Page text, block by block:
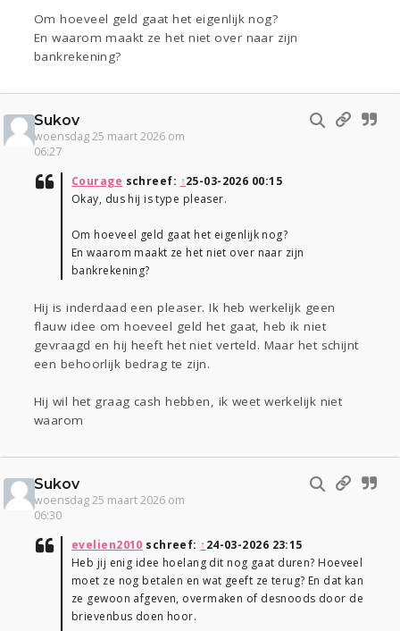
Om hoeveel geld gaat het eigenlijk nog?
En waarom maakt ze het niet over naar zijn
bankrekening?
Sukov
woensdag 25 maart 2026 om
06:27
Courage schreef: ↑25-03-2026 00:15
Okay, dus hij is type pleaser.
Om hoeveel geld gaat het eigenlijk nog?
En waarom maakt ze het niet over naar zijn
bankrekening?
Hij is inderdaad een pleaser. Ik heb werkelijk geen
flauw idee om hoeveel geld het gaat, heb ik niet
gevraagd en hij heeft het niet verteld. Maar het schijnt
een behoorlijk bedrag te zijn.
Hij wil het graag cash hebben, ik weet werkelijk niet
waarom
Sukov
woensdag 25 maart 2026 om
06:30
evelien2010 schreef: ↑24-03-2026 23:15
Heb jij enig idee hoelang dit nog gaat duren? Hoeveel
moet ze nog betalen en wat geeft ze terug? En dat kan
ze gewoon afgeven, overmaken of desnoods door de
brievenbus doen hoor.